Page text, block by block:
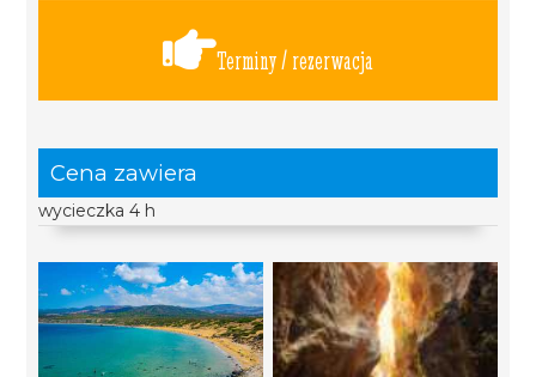
Terminy / rezerwacja
Cena zawiera
wycieczka 4 h